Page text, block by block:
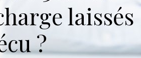
laissés
?